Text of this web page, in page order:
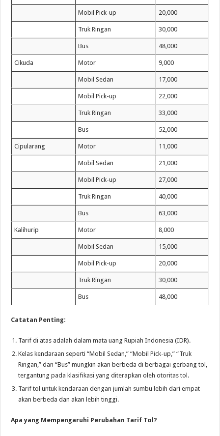
Mobil Pick-up 20,000
Truk Ringan 30,000
Bus 48,000
Cikuda Motor 9,000
Mobil Sedan 17,000
Mobil Pick-up 22,000
Truk Ringan 33,000
Bus 52,000
Cipularang Motor 11,000
Mobil Sedan 21,000
Mobil Pick-up 27,000
Truk Ringan 40,000
Bus 63,000
Kalihurip Motor 8,000
Mobil Sedan 15,000
Mobil Pick-up 20,000
Truk Ringan 30,000
Bus 48,000
Catatan Penting:
Tarif di atas adalah dalam mata uang Rupiah Indonesia (IDR).
Kelas kendaraan seperti “Mobil Sedan,” “Mobil Pick-up,” “Truk
Ringan,” dan “Bus” mungkin akan berbeda di berbagai gerbang tol,
tergantung pada klasifikasi yang diterapkan oleh otoritas tol.
Tarif tol untuk kendaraan dengan jumlah sumbu lebih dari empat
akan berbeda dan akan lebih tinggi.
Apa yang Mempengaruhi Perubahan Tarif Tol?